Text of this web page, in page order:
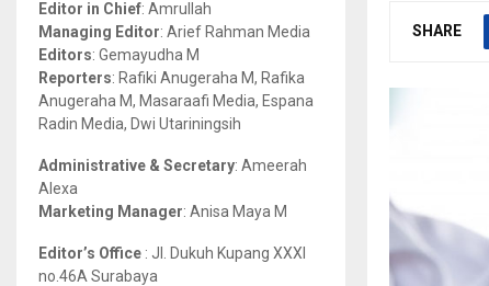
SHARE
r
:
R
H
Editor in Chief: Amrullah
Managing Editor: Arief Rahman Media
Editors: Gemayudha M
Reporters: Rafiki Anugeraha M, Rafika
Anugeraha M, Masaraafi Media, Espana
Radin Media, Dwi Utariningsih
Administrative & Secretary: Ameerah
Alexa
Marketing Manager: Anisa Maya M
Editor’s Office : Jl. Dukuh Kupang XXXI
no.46A Surabaya